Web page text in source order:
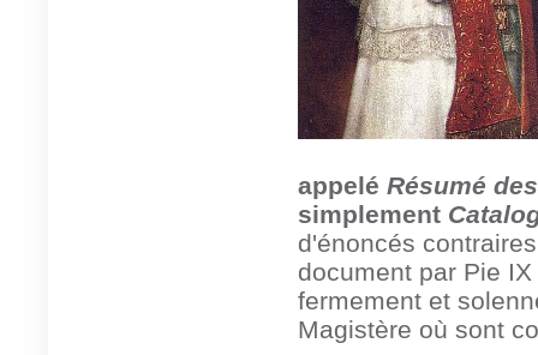
appelé Résumé
simplement
d'énoncés
document par Pie
fermement et
Magistère où sont